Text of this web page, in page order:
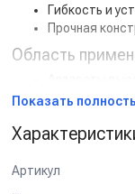
Гибкость и
Прочная
Область
Моечные
Показать
Артикул